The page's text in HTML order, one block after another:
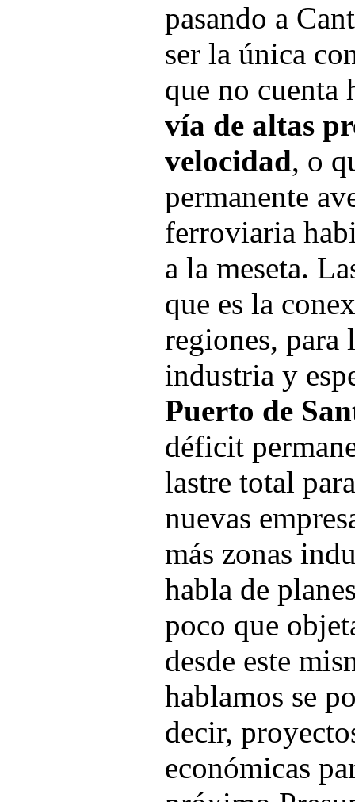
pasando a
ser la única
que no
vía de altas
velocidad, o
permanente
ferroviaria
a la meseta.
que es la
regiones, para
industria y
Puerto de
déficit
lastre total
nuevas
más zonas
habla de
poco que
desde este
hablamos se
decir,
económicas